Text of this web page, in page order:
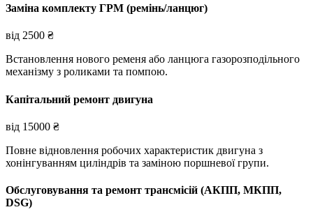
Заміна комплекту ГРМ (ремінь/ланцюг)
від 2500 ₴
Встановлення нового ременя або ланцюга газорозподільного
механізму з роликами та помпою.
Капітальний ремонт двигуна
від 15000 ₴
Повне відновлення робочих характеристик двигуна з
хонінгуванням циліндрів та заміною поршневої групи.
Обслуговування та ремонт трансмісій (АКПП, МКПП,
DSG)